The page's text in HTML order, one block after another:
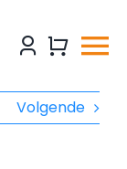
Volgende